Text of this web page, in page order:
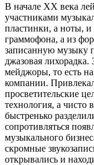
В начале XX века
участниками
пластинки, а ноты,
граммофона, а из
записанную музыку
джазовая
мейджоры, то есть
компании.
просветительские
технология, а чисто
быстренько
сопротивляться
музыкального
скромные
открывались и